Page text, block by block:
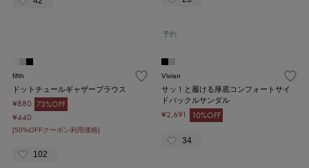
fifth
ドットチュールギャザーブラウス
¥880 73%OFF
¥440
[50%OFFクーポン利用価格]
102
予約
Vivian
サッ！と履ける厚底コンフォートサイ
ドバックルサンダル
¥2,691 10%OFF
34